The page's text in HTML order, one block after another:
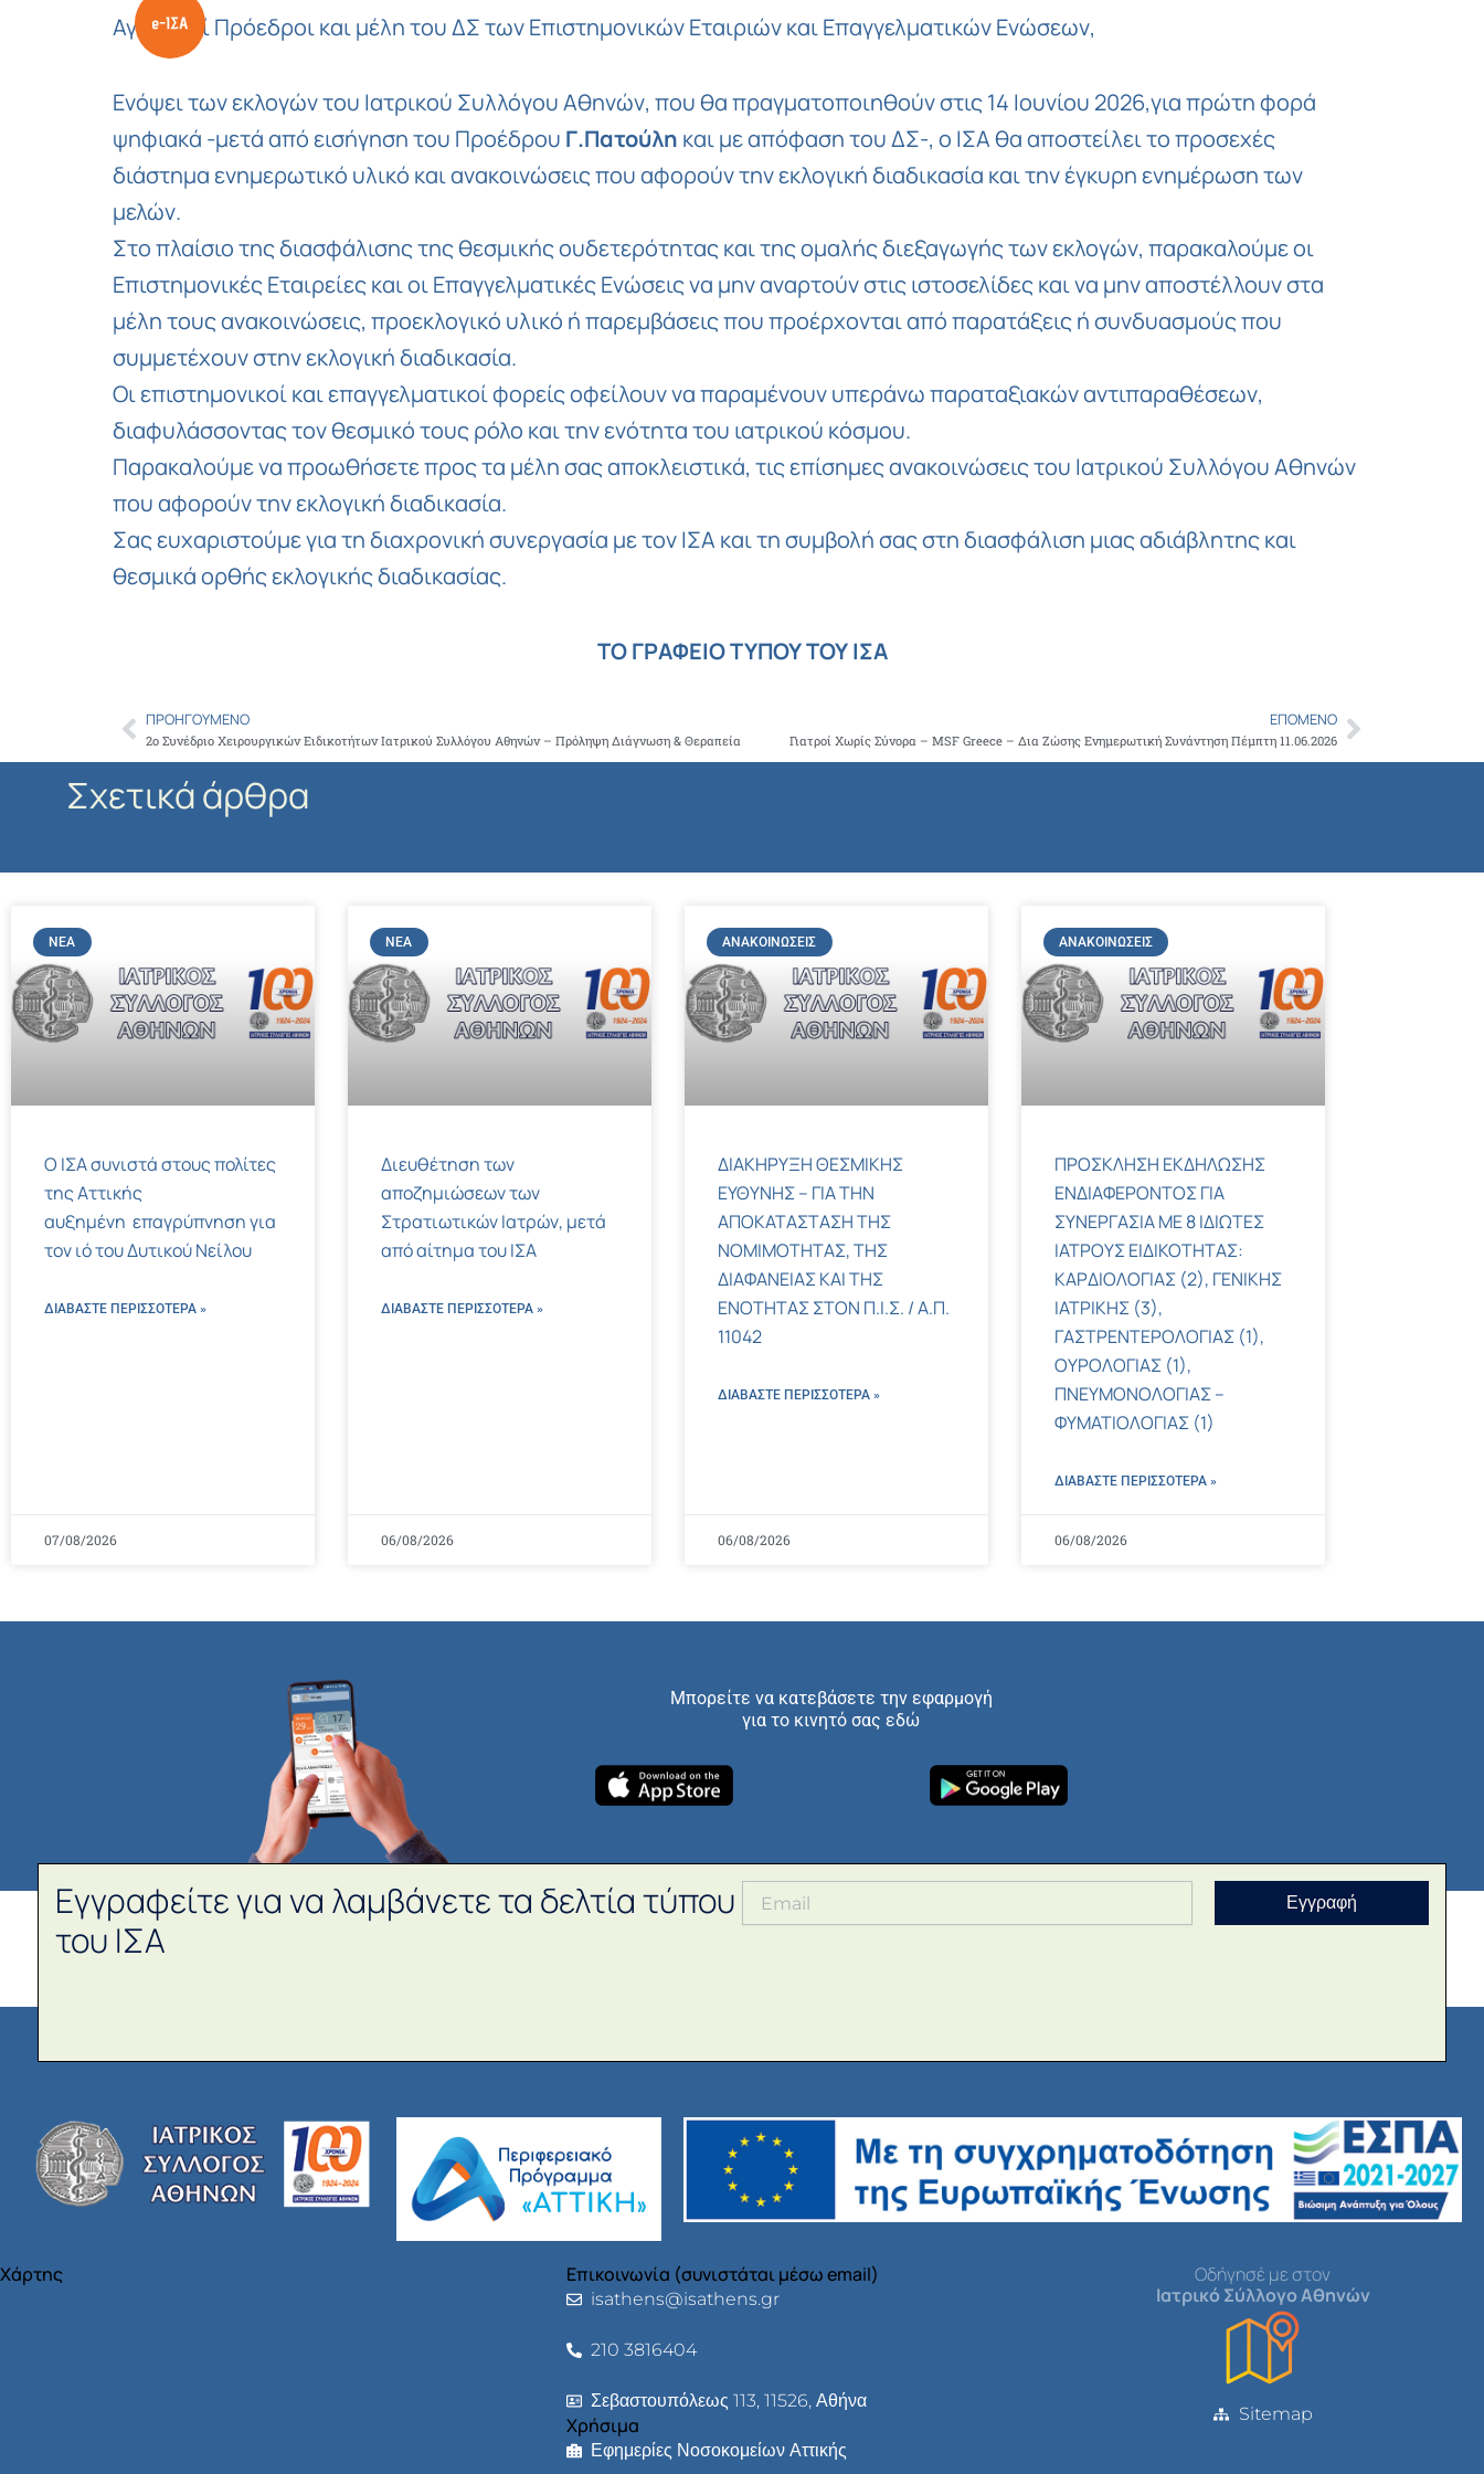
Αγαπητοί Πρόεδροι και μέλη του ΔΣ των Επιστημονικών Εταιριών και Επαγγελματικών Ενώσεων,
Ενόψει των εκλογών του Ιατρικού Συλλόγου Αθηνών, που θα πραγματοποιηθούν στις 14 Ιουνίου 2026,για πρώτη φορά
ψηφιακά -μετά από εισήγηση του Προέδρου Γ.Πατούλη και με απόφαση του ΔΣ-, ο ΙΣΑ θα αποστείλει το προσεχές
διάστημα ενημερωτικό υλικό και ανακοινώσεις που αφορούν την εκλογική διαδικασία και την έγκυρη ενημέρωση των
μελών.
Στο πλαίσιο της διασφάλισης της θεσμικής ουδετερότητας και της ομαλής διεξαγωγής των εκλογών, παρακαλούμε οι
Επιστημονικές Εταιρείες και οι Επαγγελματικές Ενώσεις να μην αναρτούν στις ιστοσελίδες και να μην αποστέλλουν στα
μέλη τους ανακοινώσεις, προεκλογικό υλικό ή παρεμβάσεις που προέρχονται από παρατάξεις ή συνδυασμούς που
συμμετέχουν στην εκλογική διαδικασία.
Οι επιστημονικοί και επαγγελματικοί φορείς οφείλουν να παραμένουν υπεράνω παραταξιακών αντιπαραθέσεων,
διαφυλάσσοντας τον θεσμικό τους ρόλο και την ενότητα του ιατρικού κόσμου.
Παρακαλούμε να προωθήσετε προς τα μέλη σας αποκλειστικά, τις επίσημες ανακοινώσεις του Ιατρικού Συλλόγου Αθηνών
που αφορούν την εκλογική διαδικασία.
Σας ευχαριστούμε για τη διαχρονική συνεργασία με τον ΙΣΑ και τη συμβολή σας στη διασφάλιση μιας αδιάβλητης και
θεσμικά ορθής εκλογικής διαδικασίας.
ΤΟ ΓΡΑΦΕΙΟ ΤΥΠΟΥ ΤΟΥ ΙΣΑ
Prev
ΠΡΟΗΓΟΎΜΕΝΟ
2ο Συνέδριο Χειρουργικών Ειδικοτήτων Ιατρικού Συλλόγου Αθηνών – Πρόληψη Διάγνωση & Θεραπεία
ΕΠΌΜΕΝΟ
Γιατροί Χωρίς Σύνορα – MSF Greece – Δια Ζώσης Ενημερωτική Συνάντηση Πέμπτη 11.06.2026Next
Σχετικά άρθρα
ΝΈΑ
Ο ΙΣΑ συνιστά στους πολίτες
της Αττικής
αυξημένη επαγρύπνηση για
τον ιό του Δυτικού Νείλου
ΔΙΑΒΑΣΤΕ ΠΕΡΙΣΣΌΤΕΡΑ »
07/08/2026
ΝΈΑ
Διευθέτηση των
αποζημιώσεων των
Στρατιωτικών Ιατρών, μετά
από αίτημα του ΙΣΑ
ΔΙΑΒΑΣΤΕ ΠΕΡΙΣΣΌΤΕΡΑ »
06/08/2026
ΑΝΑΚΟΙΝΏΣΕΙΣ
ΔΙΑΚΗΡΥΞΗ ΘΕΣΜΙΚΗΣ
ΕΥΘΥΝΗΣ – ΓΙΑ ΤΗΝ
ΑΠΟΚΑΤΑΣΤΑΣΗ ΤΗΣ
ΝΟΜΙΜΟΤΗΤΑΣ, ΤΗΣ
ΔΙΑΦΑΝΕΙΑΣ ΚΑΙ ΤΗΣ
ΕΝΟΤΗΤΑΣ ΣΤΟΝ Π.Ι.Σ. / Α.Π.
11042
ΔΙΑΒΑΣΤΕ ΠΕΡΙΣΣΌΤΕΡΑ »
06/08/2026
ΑΝΑΚΟΙΝΏΣΕΙΣ
ΠΡΟΣΚΛΗΣΗ ΕΚΔΗΛΩΣΗΣ
ΕΝΔΙΑΦΕΡΟΝΤΟΣ ΓΙΑ
ΣΥΝΕΡΓΑΣΙΑ ΜΕ 8 ΙΔΙΩΤΕΣ
ΙΑΤΡΟΥΣ ΕΙΔΙΚΟΤΗΤΑΣ:
ΚΑΡΔΙΟΛΟΓΙΑΣ (2), ΓΕΝΙΚΗΣ
ΙΑΤΡΙΚΗΣ (3),
ΓΑΣΤΡΕΝΤΕΡΟΛΟΓΙΑΣ (1),
ΟΥΡΟΛΟΓΙΑΣ (1),
ΠΝΕΥΜΟΝΟΛΟΓΙΑΣ –
ΦΥΜΑΤΙΟΛΟΓΙΑΣ (1)
ΔΙΑΒΑΣΤΕ ΠΕΡΙΣΣΌΤΕΡΑ »
06/08/2026
Μπορείτε να κατεβάσετε την εφαρμογή
για το κινητό σας εδώ
Εγγραφείτε για να λαμβάνετε τα δελτία τύπου
του ΙΣΑ
Εγγραφή
Χάρτης Επικοινωνία (συνιστάται μέσω email)
isathens@isathens.gr
210 3816404
Σεβαστουπόλεως 113, 11526, Αθήνα
Χρήσιμα
Εφημερίες Νοσοκομείων Αττικής
Οδήγησέ με στον
Ιατρικό Σύλλογο Αθηνών
Sitemap